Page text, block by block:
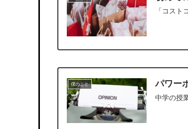
「コス
僕のこと パワー
中学の授